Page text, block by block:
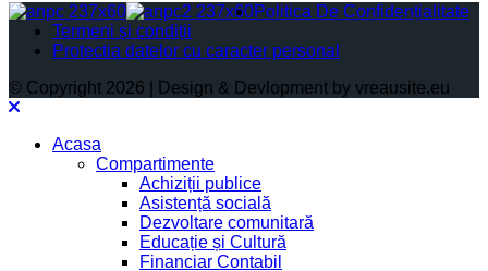
Politica De Confidențialitate
Termeni și condiții
Protectia datelor cu caracter personal
© Copyright 2026 | Design & Devlopment by vreausite.eu
Acasa
Compartimente
Achiziții publice
Asistență socială
Dezvoltare comunitară
Educație și Cultură
Financiar Contabil